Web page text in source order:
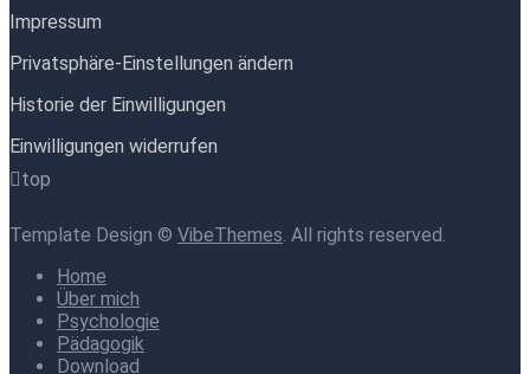
Impressum
Privatsphäre-Einstellungen ändern
Historie der Einwilligungen
Einwilligungen widerrufen
top
Template Design © VibeThemes. All rights reserved.
Home
Über mich
Psychologie
Pädagogik
Download